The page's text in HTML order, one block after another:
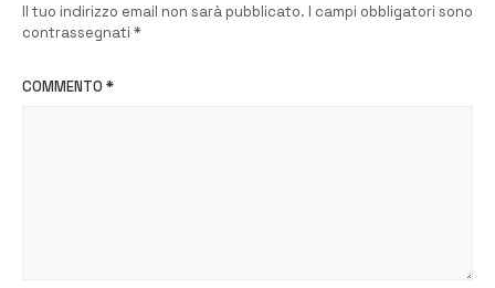
Il tuo indirizzo email non sarà pubblicato. I campi obbligatori sono
contrassegnati *
COMMENTO *